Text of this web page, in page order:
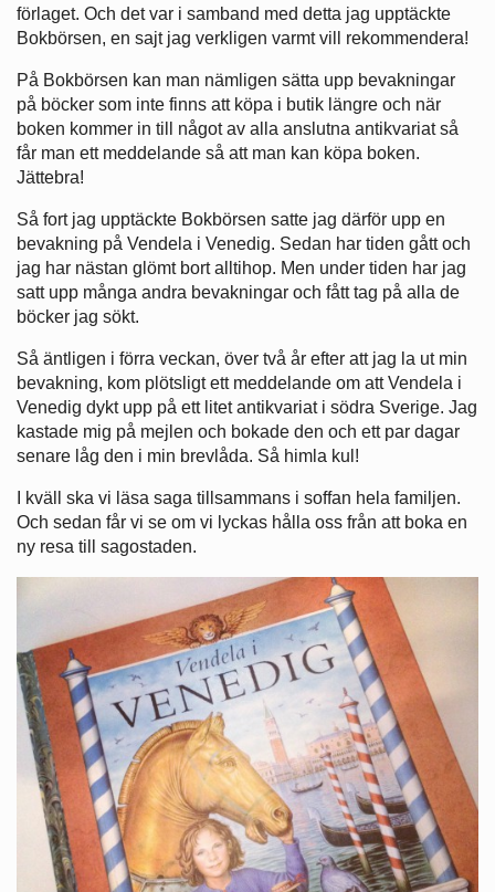
förlaget. Och det var i samband med detta jag upptäckte
Bokbörsen, en sajt jag verkligen varmt vill rekommendera!
På Bokbörsen kan man nämligen sätta upp bevakningar
på böcker som inte finns att köpa i butik längre och när
boken kommer in till något av alla anslutna antikvariat så
får man ett meddelande så att man kan köpa boken.
Jättebra!
Så fort jag upptäckte Bokbörsen satte jag därför upp en
bevakning på Vendela i Venedig. Sedan har tiden gått och
jag har nästan glömt bort alltihop. Men under tiden har jag
satt upp många andra bevakningar och fått tag på alla de
böcker jag sökt.
Så äntligen i förra veckan, över två år efter att jag la ut min
bevakning, kom plötsligt ett meddelande om att Vendela i
Venedig dykt upp på ett litet antikvariat i södra Sverige. Jag
kastade mig på mejlen och bokade den och ett par dagar
senare låg den i min brevlåda. Så himla kul!
I kväll ska vi läsa saga tillsammans i soffan hela familjen.
Och sedan får vi se om vi lyckas hålla oss från att boka en
ny resa till sagostaden.